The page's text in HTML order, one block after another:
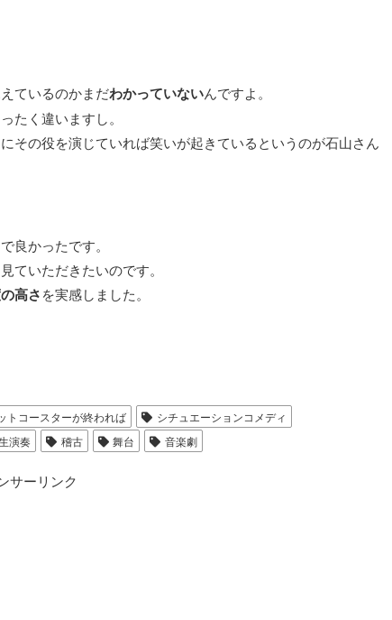
ているのかまだわかっていないんですよ。
たく違いますし。
その役を演じていれば笑いが起きているというのが石山さん
良かったです。
ていただきたいのです。
高さを実感しました。
トコースターが終われば
シチュエーションコメディ
演奏
稽古 舞台 音楽劇
サーリンク